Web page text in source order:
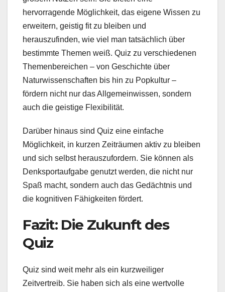
hervorragende Möglichkeit, das eigene Wissen zu
erweitern, geistig fit zu bleiben und
herauszufinden, wie viel man tatsächlich über
bestimmte Themen weiß. Quiz zu verschiedenen
Themenbereichen – von Geschichte über
Naturwissenschaften bis hin zu Popkultur –
fördern nicht nur das Allgemeinwissen, sondern
auch die geistige Flexibilität.
Darüber hinaus sind Quiz eine einfache
Möglichkeit, in kurzen Zeiträumen aktiv zu bleiben
und sich selbst herauszufordern. Sie können als
Denksportaufgabe genutzt werden, die nicht nur
Spaß macht, sondern auch das Gedächtnis und
die kognitiven Fähigkeiten fördert.
Fazit: Die Zukunft des
Quiz
Quiz sind weit mehr als ein kurzweiliger
Zeitvertreib. Sie haben sich als eine wertvolle